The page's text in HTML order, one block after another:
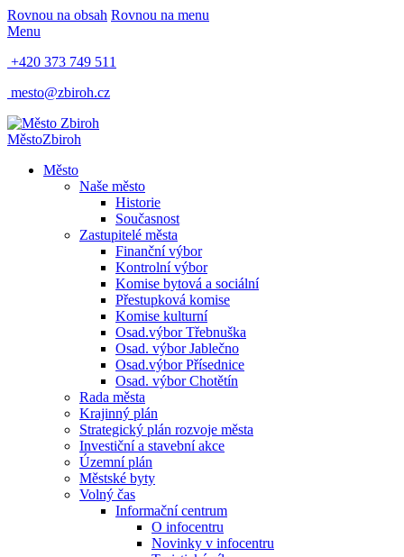
Rovnou na obsah Rovnou na menu
Menu
+420 373 749 511
mesto@zbiroh.cz
MěstoZbiroh
Město
Naše město
Historie
Současnost
Zastupitelé města
Finanční výbor
Kontrolní výbor
Komise bytová a sociální
Přestupková komise
Komise kulturní
Osad.výbor Třebnuška
Osad. výbor Jablečno
Osad.výbor Přísednice
Osad. výbor Chotětín
Rada města
Krajinný plán
Strategický plán rozvoje města
Investiční a stavební akce
Územní plán
Městské byty
Volný čas
Informační centrum
O infocentru
Novinky v infocentru